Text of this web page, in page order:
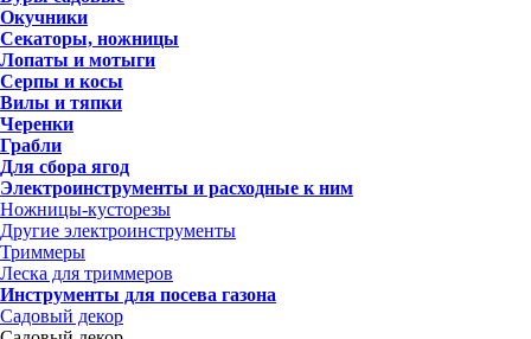
Окучники
Секаторы, ножницы
Лопаты и мотыги
Серпы и косы
Вилы и тяпки
Черенки
Грабли
Для сбора ягод
Электроинструменты и расходные к ним
Ножницы-кусторезы
Другие электроинструменты
Триммеры
Леска для триммеров
Инструменты для посева газона
Садовый декор